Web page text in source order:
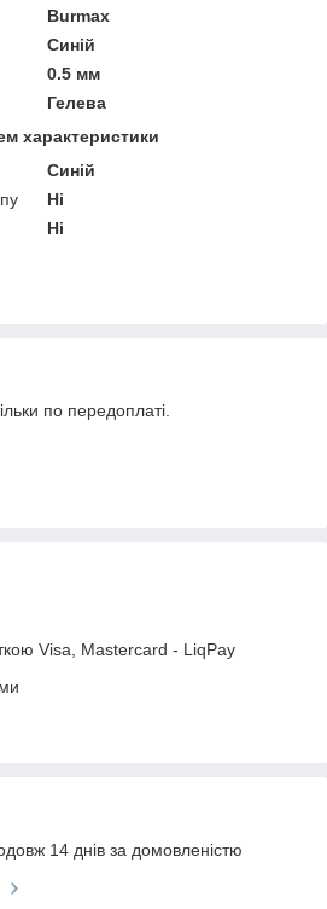
Burmax
Синій
0.5 мм
Гелева
характеристики
Синій
Ні
Ні
по передоплаті.
Visa, Mastercard - LiqPay
14 днів за домовленістю